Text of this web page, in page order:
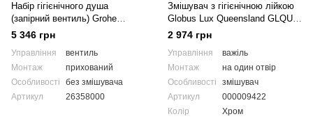
Набір гігієнічного душа
(запірний вентиль) Grohe
Tempesta Tigger Spray 30
26358000
5 346 грн
Управління
вентиль
Монтаж
прихований
Особливості
без змішувача
Артикул
26358000
Змішувач з гігієнічною лійкою
Globus Lux Queensland GLQU-
0222
2 974 грн
Управління
важіль
Монтаж
на один отвір
Особливості
змішувач
Артикул
000009422
Колір
Хром